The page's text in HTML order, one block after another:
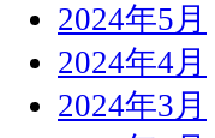
2024年5月
2024年4月
2024年3月